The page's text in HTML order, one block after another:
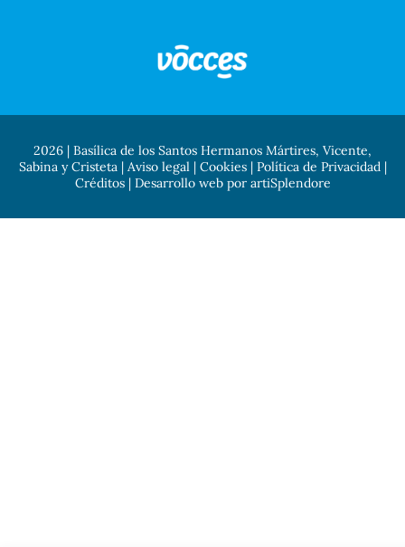
2026 | Basílica de los Santos Hermanos Mártires, Vicente,
Sabina y Cristeta | Aviso legal| Cookies| Política de Privacidad|
Créditos| Desarrollo web por artiSplendore